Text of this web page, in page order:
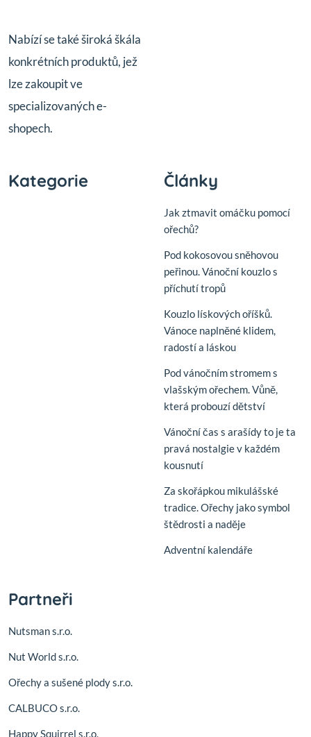
Nabízí se také široká škála
konkrétních produktů, jež
lze zakoupit ve
specializovaných e-
shopech.
Kategorie Články
Jak ztmavit omáčku pomocí
ořechů?
Pod kokosovou sněhovou
peřinou. Vánoční kouzlo s
příchutí tropů
Kouzlo lískových oříšků.
Vánoce naplněné klidem,
radostí a láskou
Pod vánočním stromem s
vlašským ořechem. Vůně,
která probouzí dětství
Vánoční čas s arašídy to je ta
pravá nostalgie v každém
kousnutí
Za skořápkou mikulášské
tradice. Ořechy jako symbol
štědrosti a naděje
Adventní kalendáře
Partneři
Nutsman s.r.o.
Nut World s.r.o.
Ořechy a sušené plody s.r.o.
CALBUCO s.r.o.
Happy Squirrel s.r.o.